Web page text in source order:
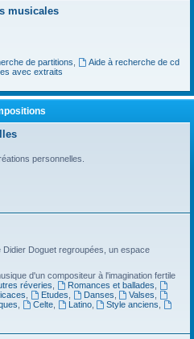
musicales
de partitions
Aide à recherche de cd
avec extraits
personnelles.
Doguet regroupées, un espace
d'un compositeur à l'imagination fertile
réveries Romances et ballades
Etudes Danses Valses
Celte, Latino, Style anciens